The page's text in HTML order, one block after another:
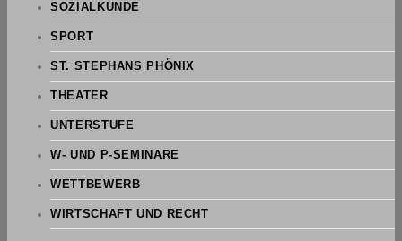
SOZIALKUNDE
SPORT
ST. STEPHANS PHÖNIX
THEATER
UNTERSTUFE
W- UND P-SEMINARE
WETTBEWERB
WIRTSCHAFT UND RECHT